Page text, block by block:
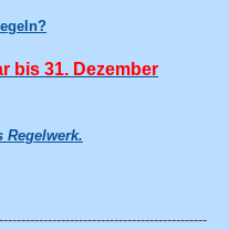
bis 31. Dezember